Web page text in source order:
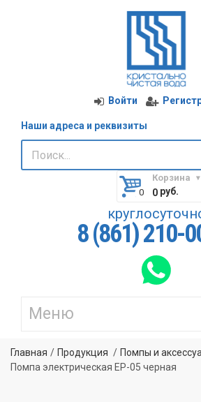
Войти
Наши адреса и реквизиты
Корзина
0руб.
8 (861) 210-
Главная Продукция
Помпы и
Помпа электрическая EP-05 черная